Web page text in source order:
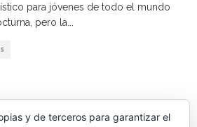
para jóvenes de todo el mundo
pero la
y de terceros para garantizar el